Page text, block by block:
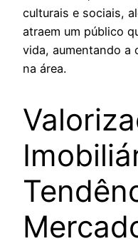
culturais e sociais,
atraem um público
vida, aumentando a
na área.